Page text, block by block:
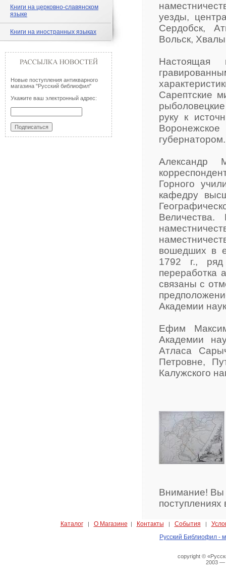
Книги на церковно-славянском
языке
Книги на иностранных языках
Новые поступления антикварного
магазина "Русский библиофил"
Укажите ваш электронный адрес:
уезды,
Сердобск,
Вольск,
Сарептские
руку к
губернатором.
Александр
Горного
кафедру
вошедших в
1792 г.,
переработка
связаны с
Академии
Ефим
Академии
Атласа
Петровне,
Калужского
Внимание! Вы
Каталог| О Магазине | Контакты | События |
Русский Библиофил -
copyright ©
2003 —